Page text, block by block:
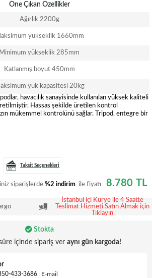
Öne Çıkan Özellikler
Ağırlık 2200g
yükseklik 1660mm
Minimum yükseklik 285mm
Katlanmış boyut 450mm
yük kapasitesi 20kg
havacılık sanayisinde kullanılan yüksek kaliteli
Hassas şekilde üretilen kontrol
mükemmel kontrolünü sağlar. Tripod, entegre bir
Taksit Seçenekleri
siparişlerde %2 indirim ile fiyatı 8.780 TL
İstanbul içi Kurye ile 4 Saatte
Teslimat Hizmeti Satın Almak için
Tıklayın
Stokta
içinde sipariş ver aynı gün kargoda!
433-3686 E-mail